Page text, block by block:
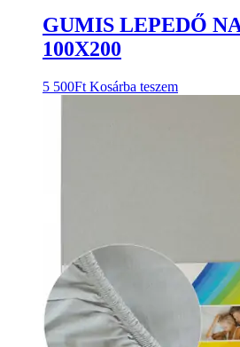
GUMIS LEPEDŐ
100X200
5 500Ft Kosárba teszem